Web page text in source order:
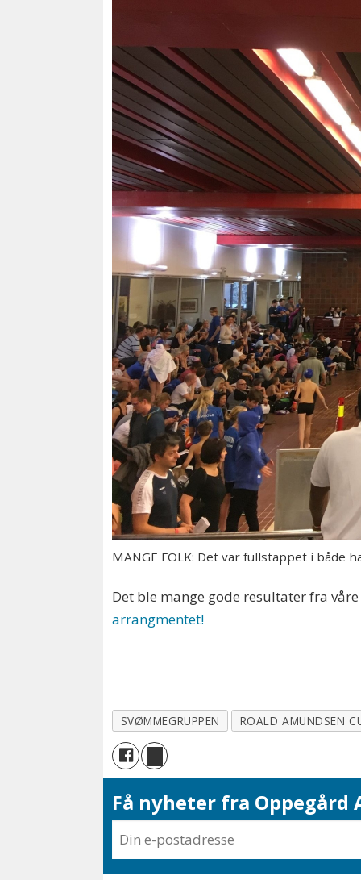
MANGE FOLK: Det var fullstappet i både
Det ble mange gode resultater fra
arrangmentet!
SVØMMEGRUPPEN ROALD AMUNDSEN
Få nyheter fra